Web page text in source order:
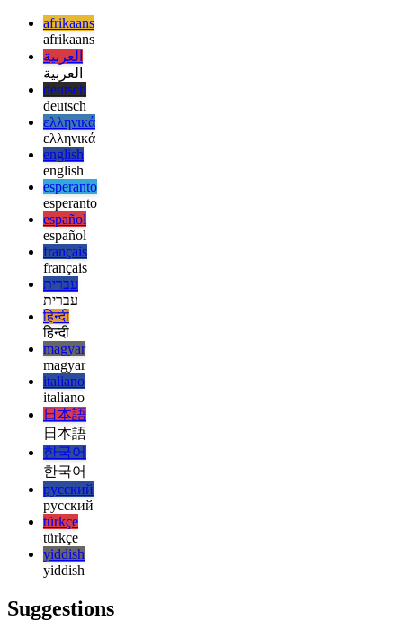
हैं! यह एक ऐसी सुविधा हो सकती है जिसका आप अक्सर उपयोग नहीं करते हैं,
लेकिन जब यह उपयुक्त होता है, तो मुझे लगता है कि यह कोड जटिलता को बहुत
कम कर सकता है और सुविधा के बिना आपके कोडबेस को थोड़ा साफ रख
सकता है।
afrikaans
afrikaans
العربية
العربية
deutsch
deutsch
ελληνικά
ελληνικά
english
english
esperanto
esperanto
español
español
français
français
עברית
עברית
हिन्दी
हिन्दी
magyar
magyar
italiano
italiano
日本語
日本語
한국어
한국어
русский
türkçe
türkçe